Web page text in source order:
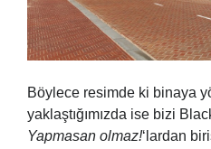
Böylece resimde ki binaya
yaklaştığımızda ise bizi
Yapmasan olmaz!‘lardan